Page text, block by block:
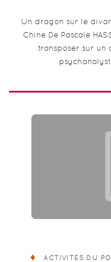
Un dragon sur le
Chine De Pascale
transposer sur un
ACTIVITÉS DU